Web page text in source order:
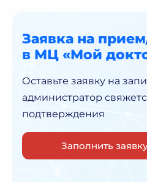
Заявка на
в МЦ «Мой
Оставьте заявку на
администратор
подтверждения
Заполнить